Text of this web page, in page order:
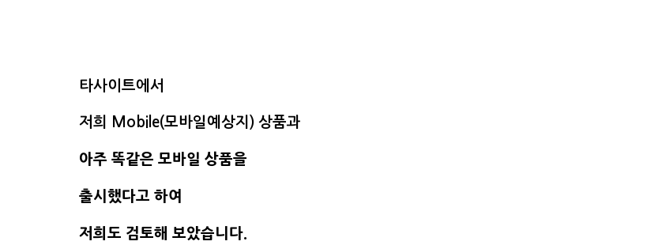
타사이트에서
저희 Mobile(모바일예상지) 상품과
아주 똑같은 모바일 상품을
출시했다고 하여
저희도 검토해 보았습니다.